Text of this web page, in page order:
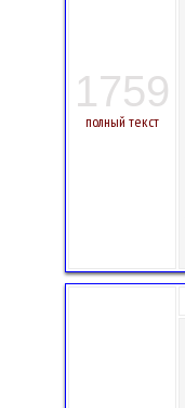
1759
полный текст